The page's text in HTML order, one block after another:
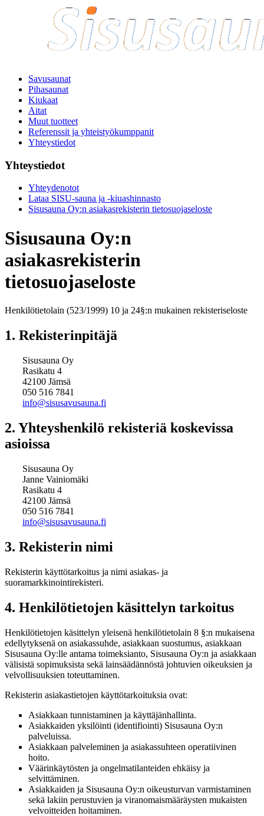
Savusaunat
Pihasaunat
Kiukaat
Aitat
Muut tuotteet
Referenssit ja yhteistyökumppanit
Yhteystiedot
Yhteystiedot
Yhteydenotot
Lataa SISU-sauna ja -kiuashinnasto
Sisusauna Oy:n asiakasrekisterin tietosuojaseloste
Sisusauna Oy:n
asiakasrekisterin
tietosuojaseloste
Henkilötietolain (523/1999) 10 ja 24§:n mukainen rekisteriseloste
1. Rekisterinpitäjä
Sisusauna Oy
Rasikatu 4
42100 Jämsä
050 516 7841
info@sisusavusauna.fi
2. Yhteyshenkilö rekisteriä koskevissa
asioissa
Sisusauna Oy
Janne Vainiomäki
Rasikatu 4
42100 Jämsä
050 516 7841
info@sisusavusauna.fi
3. Rekisterin nimi
Rekisterin käyttötarkoitus ja nimi asiakas- ja
suoramarkkinointirekisteri.
4. Henkilötietojen käsittelyn tarkoitus
Henkilötietojen käsittelyn yleisenä henkilötietolain 8 §:n mukaisena
edellytyksenä on asiakassuhde, asiakkaan suostumus, asiakkaan
Sisusauna Oy:lle antama toimeksianto, Sisusauna Oy:n ja asiakkaan
välisistä sopimuksista sekä lainsäädännöstä johtuvien oikeuksien ja
velvollisuuksien toteuttaminen.
Rekisterin asiakastietojen käyttötarkoituksia ovat:
Asiakkaan tunnistaminen ja käyttäjänhallinta.
Asiakkaiden yksilöinti (identifiointi) Sisusauna Oy:n
palveluissa.
Asiakkaan palveleminen ja asiakassuhteen operatiivinen
hoito.
Väärinkäytösten ja ongelmatilanteiden ehkäisy ja
selvittäminen.
Asiakkaiden ja Sisusauna Oy:n oikeusturvan varmistaminen
sekä lakiin perustuvien ja viranomaismääräysten mukaisten
velvoitteiden hoitaminen.